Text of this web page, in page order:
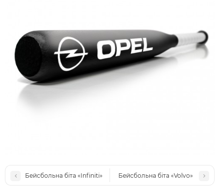
Бейсбольна біта «Infiniti» Бейсбольна біта «Volvo»